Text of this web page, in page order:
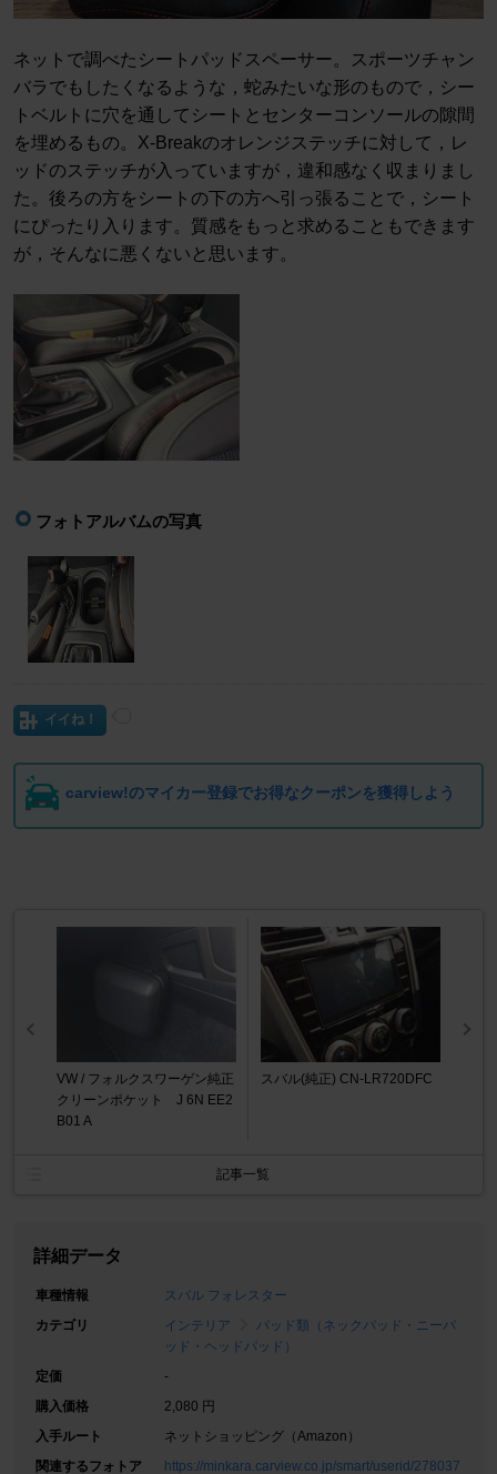
ネットで調べたシートパッドスペーサー。スポーツチャン
バラでもしたくなるような，蛇みたいな形のもので，シー
トベルトに穴を通してシートとセンターコンソールの隙間
を埋めるもの。X-Breakのオレンジステッチに対して，レ
ッドのステッチが入っていますが，違和感なく収まりまし
た。後ろの方をシートの下の方へ引っ張ることで，シート
にぴったり入ります。質感をもっと求めることもできます
が，そんなに悪くないと思います。
フォトアルバムの写真
イイね！
carview!のマイカー登録でお得なクーポンを獲得しよう
VW / フォルクスワーゲン純正
クリーンポケット J 6N EE2
B01 A
スバル(純正) CN-LR720DFC
記事一覧
詳細データ
車種情報
スバル フォレスター
カテゴリ
インテリア
パッド類（ネックパッド・ニーパ
ッド・ヘッドパッド）
定価
-
購入価格
2,080 円
入手ルート
ネットショッピング（Amazon）
関連するフォトア
https://minkara.carview.co.jp/smart/userid/278037